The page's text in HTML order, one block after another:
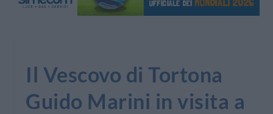
Il Vescovo di Tortona
Guido Marini in visita a